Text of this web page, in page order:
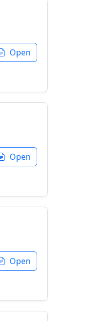
Open
Open
Open